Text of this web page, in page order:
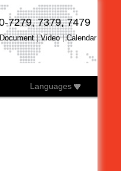
7279, 7379, 7479
|Video|Calendar
Languages